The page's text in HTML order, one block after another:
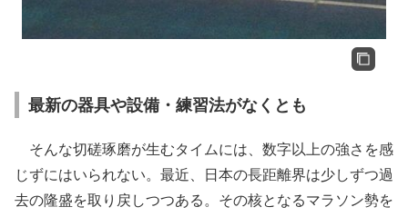
最新の器具や設備・練習法がなくとも
そんな切磋琢磨が生むタイムには、数字以上の強さを感
じずにはいられない。最近、日本の長距離界は少しずつ過
去の隆盛を取り戻しつつある。その核となるマラソン勢を